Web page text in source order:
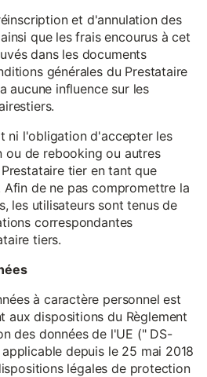
et d'annulation des
que les frais encourus à cet
dans les documents
générales du Prestataire
aucune influence sur les
ni l'obligation d'accepter les
ou de rebooking ou autres
tier en tant que
de ne pas compromettre la
les utilisateurs sont tenus de
correspondantes
tiers.
à caractère personnel est
aux dispositions du Règlement
des données de l'UE (" DS-
depuis le 25 mai 2018
légales de protection